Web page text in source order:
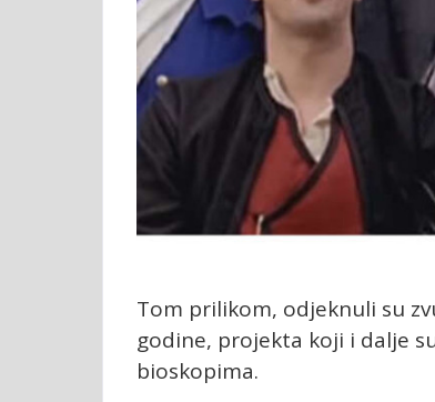
Tom prilikom, odjeknuli su
godine, projekta koji i dalje
bioskopima.